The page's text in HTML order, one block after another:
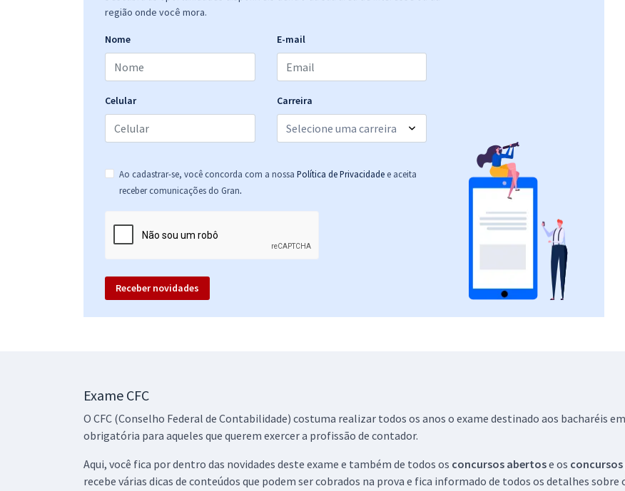
região onde você mora.
Nome E-mail
Celular Carreira
Ao cadastrar-se, você concorda com a nossa Política de Privacidade e aceita
receber comunicações do Gran.
Receber novidades
Exame CFC
O CFC (Conselho Federal de Contabilidade) costuma realizar todos os anos o exame destinado aos bacharéis
obrigatória para aqueles que querem exercer a profissão de contador.
Aqui, você fica por dentro das novidades deste exame e também de todos os concursos abertose os
recebe várias dicas de conteúdos que podem ser cobrados na prova e fica informado de todos os detalhes sobre